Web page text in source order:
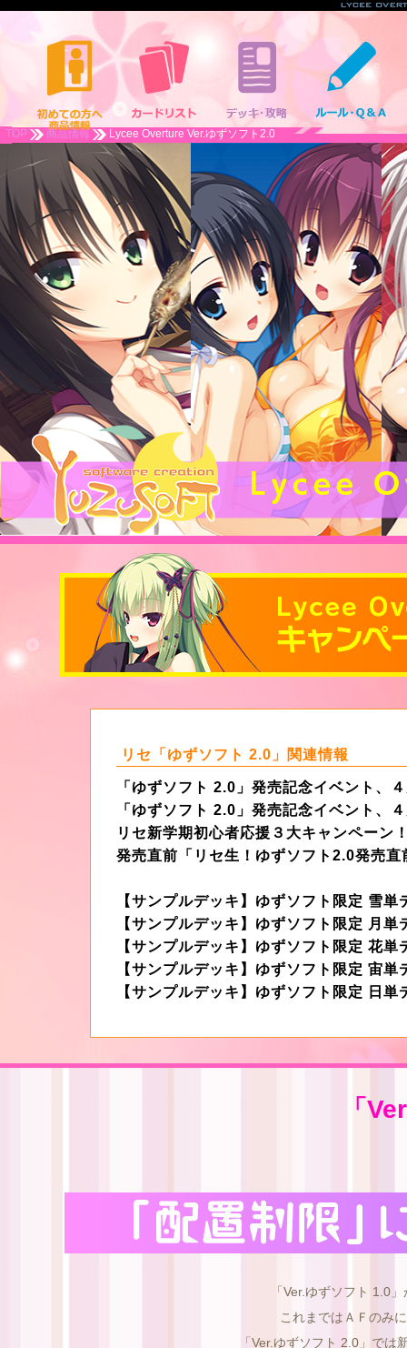
TOP 商品情報 Lycee Overture Ver.ゆずソフト2.0
リセ「ゆずソフト 2.0」関連情報
「ゆずソフト 2.0」発売記念イベント、
「ゆずソフト 2.0」発売記念イベント、
リセ新学期初心者応援３大キャンペーン
発売直前「リセ生！ゆずソフト2.0発売
【サンプルデッキ】ゆずソフト限定 雪単
【サンプルデッキ】ゆずソフト限定 月単
【サンプルデッキ】ゆずソフト限定 花単
【サンプルデッキ】ゆずソフト限定 宙単
【サンプルデッキ】ゆずソフト限定 日単
「
「Ver.ゆずソフト 1.0
これまではＡＦのみ
「Ver.ゆずソフト 2.0」で